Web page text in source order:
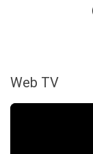
Web TV